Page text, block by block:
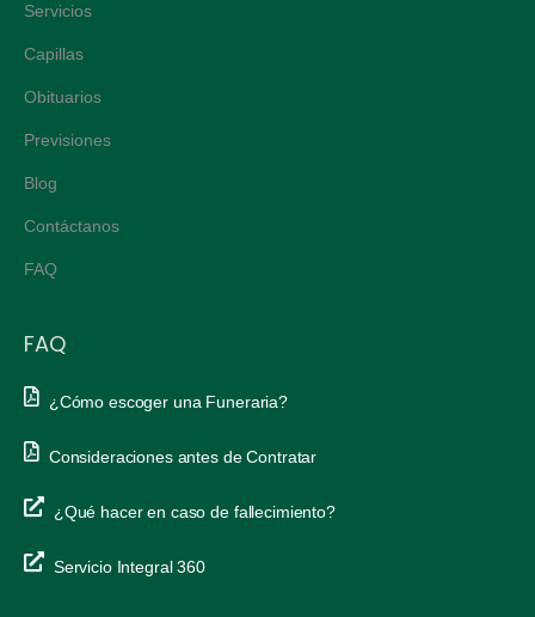
Servicios
Capillas
Obituarios
Previsiones
Blog
Contáctanos
FAQ
FAQ
¿Cómo escoger una Funeraria?
Consideraciones antes de Contratar
¿Qué hacer en caso de fallecimiento?
Servicio Integral 360